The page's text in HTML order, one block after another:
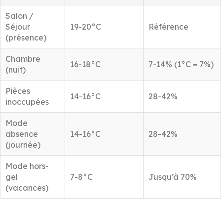
Salon /
Séjour
(présence)
19-20°C Référence
Chambre
(nuit)
16-18°C 7-14% (1°C = 7%)
Pièces
inoccupées
14-16°C 28-42%
Mode
absence
(journée)
14-16°C 28-42%
Mode hors-
gel
(vacances)
7-8°C Jusqu’à 70%